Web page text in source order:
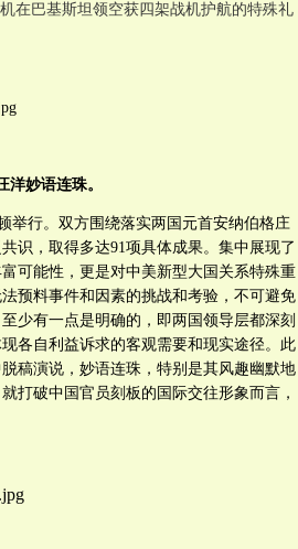
在巴基斯坦领空获四架战机护航的特殊礼
洋妙语连珠。
举行。双方围绕落实两国元首安纳伯格庄
识，取得多达91项具体成果。集中展现了
可能性，更是对中美新型大国关系特殊重
预料事件和因素的挑战和考验，不可避免
少有一点是明确的，即两国领导层都深刻
各自利益诉求的客观需要和现实途径。此
稿演说，妙语连珠，特别是其风趣幽默地
打破中国官员刻板的国际交往形象而言，